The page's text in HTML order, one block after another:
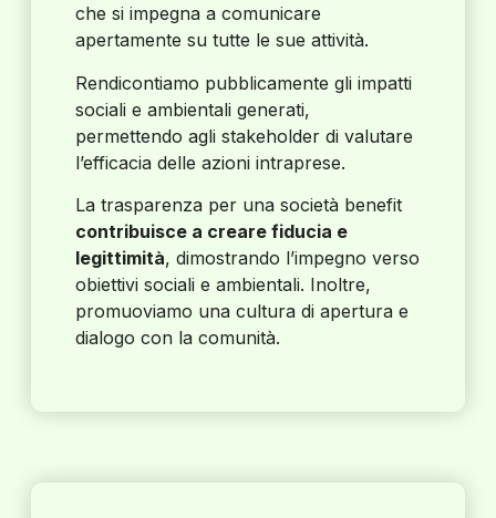
che si impegna a comunicare
apertamente su tutte le sue attività.
Rendicontiamo pubblicamente gli impatti
sociali e ambientali generati,
permettendo agli stakeholder di valutare
l’efficacia delle azioni intraprese.
La trasparenza per una società benefit
contribuisce a creare fiducia e
legittimità, dimostrando l’impegno verso
obiettivi sociali e ambientali. Inoltre,
promuoviamo una cultura di apertura e
dialogo con la comunità.